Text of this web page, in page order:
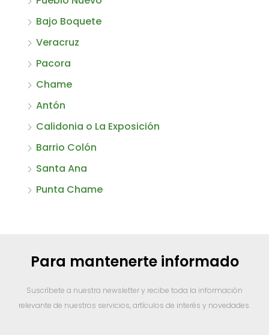
Bajo Boquete
Veracruz
Pacora
Chame
Antón
Calidonia o La Exposición
Barrio Colón
Santa Ana
Punta Chame
Para mantenerte informado
Suscríbete a nuestra newsletter y recibe toda la información
relevante de nuestros servicios, artículos de interés y novedades.